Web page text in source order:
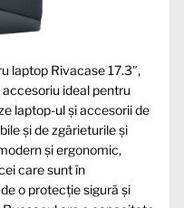
laptop Rivacase 17.3″,
ideal pentru
laptop-ul și accesorii de
și de zgârieturile și
și ergonomic,
care sunt în
o protecție sigură și